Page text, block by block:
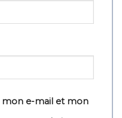
e-mail et mon